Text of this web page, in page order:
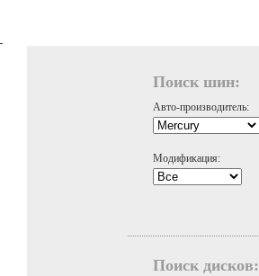
Поиск шин:
Авто-производитель:
Модификация:
Поиск дисков: